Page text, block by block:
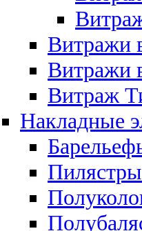
Витражи
Витражи
Витраж
Накладные